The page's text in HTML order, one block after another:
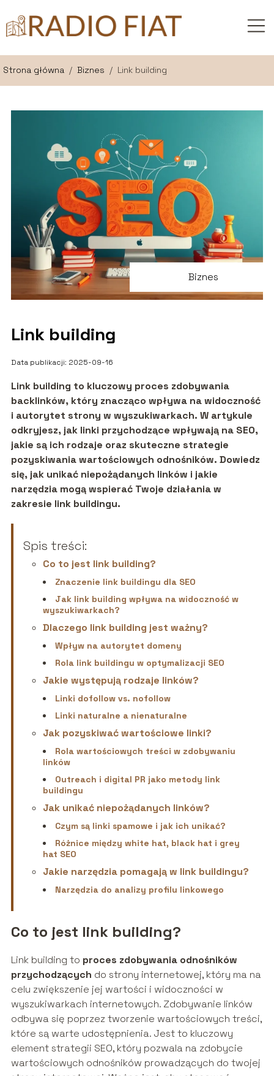
Strona główna / Biznes / Link building
Biznes
Link building
Data publikacji: 2025-09-16
Link building to kluczowy proces zdobywania
backlinków, który znacząco wpływa na widoczność
i autorytet strony w wyszukiwarkach. W artykule
odkryjesz, jak linki przychodzące wpływają na SEO,
jakie są ich rodzaje oraz skuteczne strategie
pozyskiwania wartościowych odnośników. Dowiedz
się, jak unikać niepożądanych linków i jakie
narzędzia mogą wspierać Twoje działania w
zakresie link buildingu.
Spis treści:
Co to jest link building?
Znaczenie link buildingu dla SEO
Jak link building wpływa na widoczność w
wyszukiwarkach?
Dlaczego link building jest ważny?
Wpływ na autorytet domeny
Rola link buildingu w optymalizacji SEO
Jakie występują rodzaje linków?
Linki dofollow vs. nofollow
Linki naturalne a nienaturalne
Jak pozyskiwać wartościowe linki?
Rola wartościowych treści w zdobywaniu
linków
Outreach i digital PR jako metody link
buildingu
Jak unikać niepożądanych linków?
Czym są linki spamowe i jak ich unikać?
Różnice między white hat, black hat i grey
hat SEO
Jakie narzędzia pomagają w link buildingu?
Narzędzia do analizy profilu linkowego
Co to jest link building?
Link building to proces zdobywania odnośników
przychodzących do strony internetowej, który ma na
celu zwiększenie jej wartości i widoczności w
wyszukiwarkach internetowych. Zdobywanie linków
odbywa się poprzez tworzenie wartościowych treści,
które są warte udostępnienia. Jest to kluczowy
element strategii SEO, który pozwala na zdobycie
wartościowych odnośników prowadzących do twojej